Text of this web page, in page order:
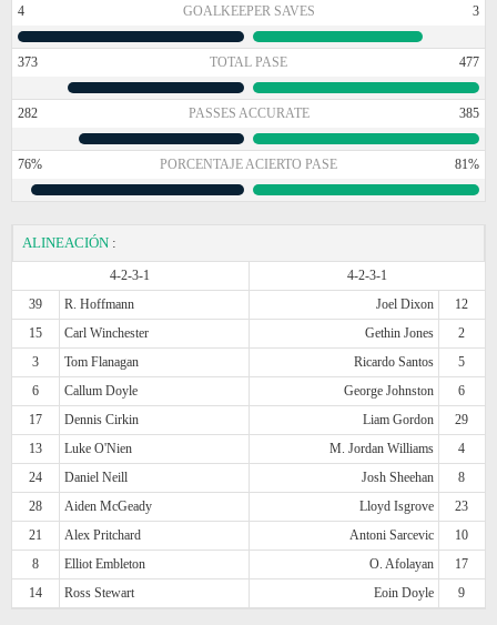
4 GOALKEEPER SAVES 3
373 TOTAL PASE 477
282 PASSES ACCURATE 385
76% PORCENTAJE ACIERTO PASE 81%
ALINEACIÓN :
4-2-3-1
4-2-3-1
39
R. Hoffmann Joel Dixon
12
15
Carl Winchester Gethin Jones
2
3
Tom Flanagan Ricardo Santos
5
6
Callum Doyle George Johnston
6
17
Dennis Cirkin Liam Gordon
29
13
Luke O'Nien M. Jordan Williams
4
24
Daniel Neill Josh Sheehan
8
28
Aiden McGeady Lloyd Isgrove
23
21
Alex Pritchard Antoni Sarcevic
10
8
Elliot Embleton O. Afolayan
17
14
Ross Stewart Eoin Doyle 9